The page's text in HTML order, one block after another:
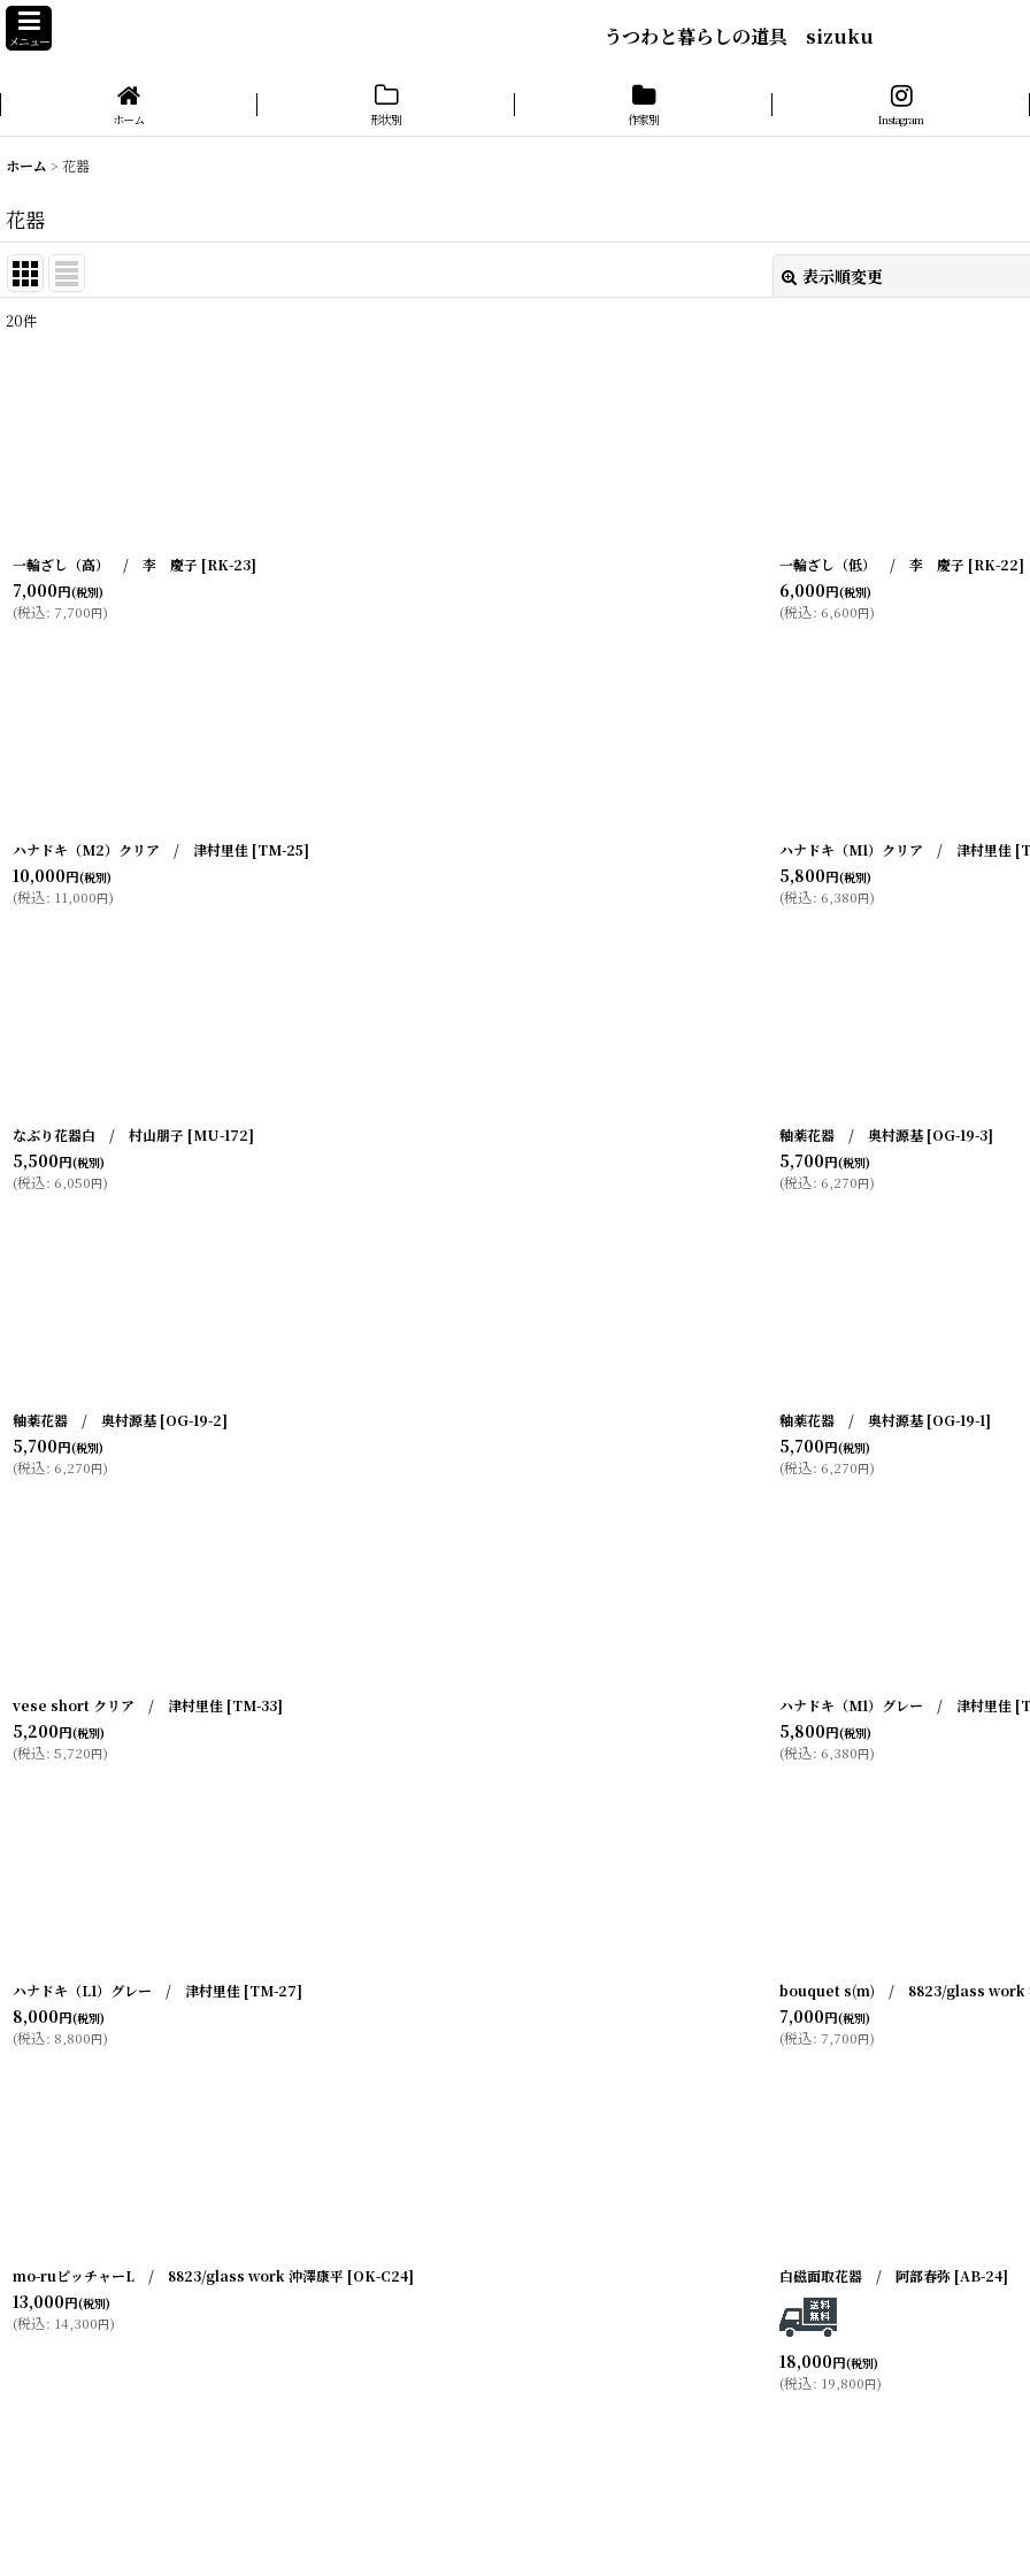
メニュー うつわと暮らしの道具 sizuku
ホーム 形状別 作家別 Instagram
ホーム > 花器
花器
表示順変更
20件
一輪ざし（高） / 李 慶子 [RK-23]
7,000円(税別)
(税込: 7,700円)
一輪ざし（低） / 李 慶子 [RK-22]
6,000円(税別)
(税込: 6,600円)
ハナドキ（M2）クリア / 津村里佳 [TM-25]
10,000円(税別)
(税込: 11,000円)
ハナドキ（M1）クリア / 津村里佳 [
5,800円(税別)
(税込: 6,380円)
なぶり花器白 / 村山朋子 [MU-172]
5,500円(税別)
(税込: 6,050円)
釉薬花器 / 奥村源基 [OG-19-3]
5,700円(税別)
(税込: 6,270円)
釉薬花器 / 奥村源基 [OG-19-2]
5,700円(税別)
(税込: 6,270円)
釉薬花器 / 奥村源基 [OG-19-1]
5,700円(税別)
(税込: 6,270円)
vese short クリア / 津村里佳 [TM-33]
5,200円(税別)
(税込: 5,720円)
ハナドキ（M1）グレー / 津村里佳 [
5,800円(税別)
(税込: 6,380円)
ハナドキ（L1）グレー / 津村里佳 [TM-27]
8,000円(税別)
(税込: 8,800円)
bouquet s(m) / 8823/glass work
7,000円(税別)
(税込: 7,700円)
mo-ruピッチャーL / 8823/glass work 沖澤康平 [OK-C24]
13,000円(税別)
(税込: 14,300円)
白磁面取花器 / 阿部春弥 [AB-24]
18,000円(税別)
(税込: 19,800円)